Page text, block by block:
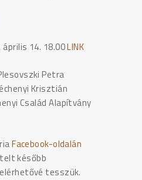
április 14. 18.00LINK
Petra
Krisztián
Család Alapítvány
Facebook-oldalán
később
tesszük.